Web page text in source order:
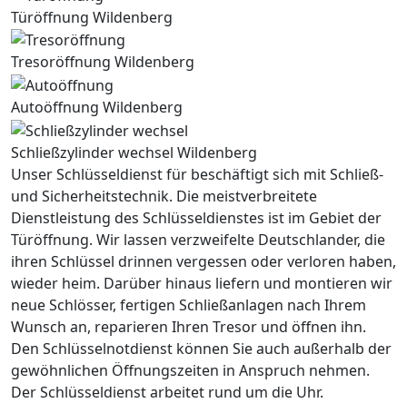
Türöffnung Wildenberg
Tresoröffnung Wildenberg
Autoöffnung Wildenberg
Schließzylinder wechsel Wildenberg
Unser Schlüsseldienst für beschäftigt sich mit Schließ-
und Sicherheitstechnik. Die meistverbreitete
Dienstleistung des Schlüsseldienstes ist im Gebiet der
Türöffnung. Wir lassen verzweifelte Deutschlander, die
ihren Schlüssel drinnen vergessen oder verloren haben,
wieder heim. Darüber hinaus liefern und montieren wir
neue Schlösser, fertigen Schließanlagen nach Ihrem
Wunsch an, reparieren Ihren Tresor und öffnen ihn.
Den Schlüsselnotdienst können Sie auch außerhalb der
gewöhnlichen Öffnungszeiten in Anspruch nehmen.
Der Schlüsseldienst arbeitet rund um die Uhr.